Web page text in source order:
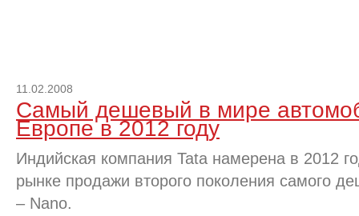
11.02.2008
Самый дешевый в мире
Европе в 2012 году
Индийская компания Tata намерена в 2012
рынке продажи второго поколения самого
– Nano.